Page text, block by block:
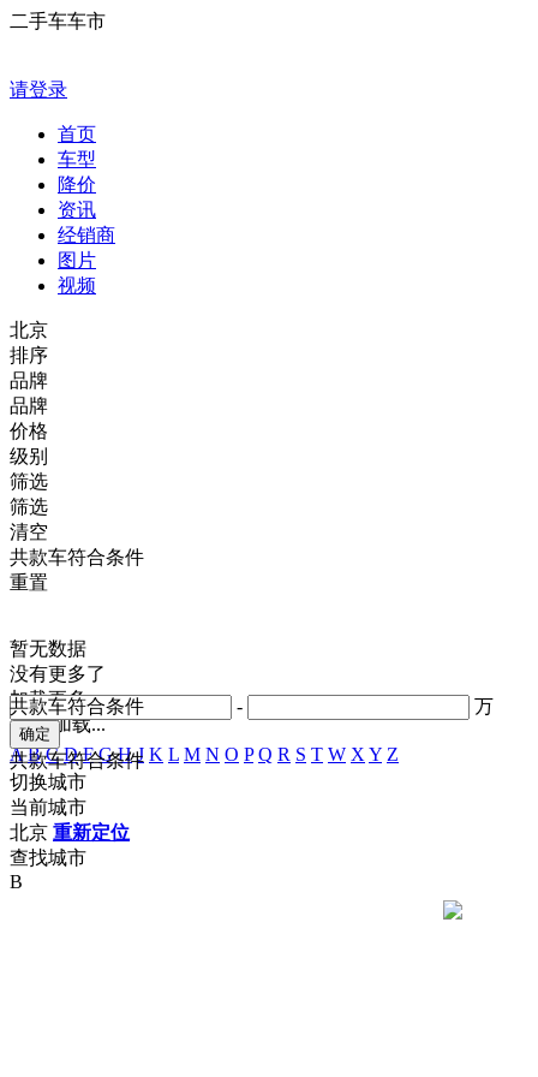
二手车车市
请登录
首页
车型
降价
资讯
经销商
图片
视频
北京
排序
品牌
品牌
价格
- 万
共款车符合条件
级别
共款车符合条件
筛选
筛选
清空
共款车符合条件
重置
暂无数据
没有更多了
加载更多
正在加载...
A B C D F G H J K L M N O P Q R S T W X Y Z
切换城市
当前城市
北京 重新定位
查找城市
B